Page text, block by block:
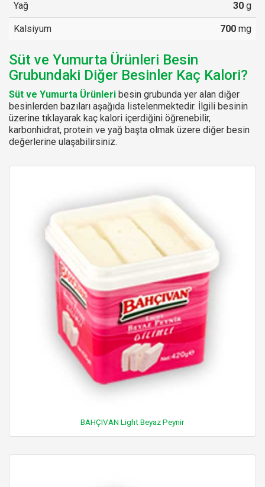
Yağ 30 g
Kalsiyum 700 mg
Süt ve Yumurta Ürünleri Besin
Grubundaki Diğer Besinler Kaç Kalori?
Süt ve Yumurta Ürünleri besin grubunda yer alan diğer
besinlerden bazıları aşağıda listelenmektedir. İlgili besinin
üzerine tıklayarak kaç kalori içerdiğini öğrenebilir,
karbonhidrat, protein ve yağ başta olmak üzere diğer besin
değerlerine ulaşabilirsiniz.
BAHÇIVAN Light Beyaz Peynir